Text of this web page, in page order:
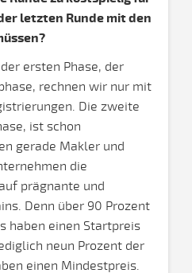
letzten Runde mit den
ersten Phase, der
rechnen wir nur mit
Die zweite
ist schon
gerade Makler und
die
prägnante und
Denn über 90 Prozent
haben einen Startpreis
neun Prozent der
einen Mindestpreis.